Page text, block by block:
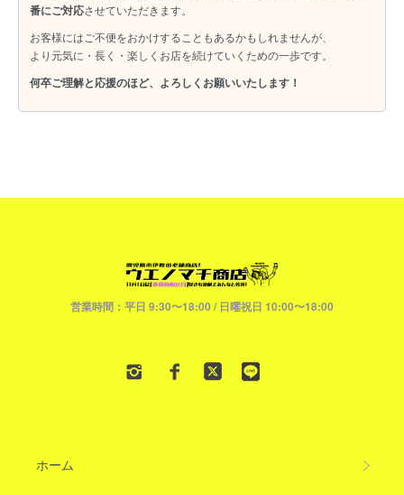
番にご対応させていただきます。
お客様にはご不便をおかけすることもあるかもしれませんが、
より元気に・長く・楽しくお店を続けていくための一歩です。
何卒ご理解と応援のほど、よろしくお願いいたします！
営業時間：平日 9:30〜18:00 / 日曜祝日 10:00〜18:00
ホーム